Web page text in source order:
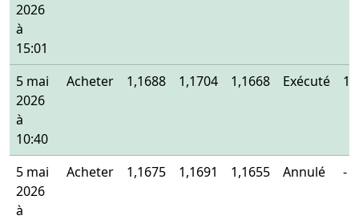
2026
à
15:01
5 mai
2026
à
10:40
Acheter 1,1688 1,1704 1,1668 Exécuté
5 mai
2026
à
Acheter 1,1675 1,1691 1,1655 Annulé -